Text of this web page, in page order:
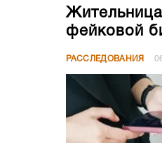
фейковой
РАССЛЕДОВАНИЯ